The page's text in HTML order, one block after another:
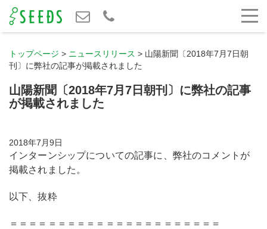
トップページ > ニュースリリース > 山陽新聞〔2018年7月7日朝
刊〕に弊社の記事が掲載されました
山陽新聞〔2018年7月7日朝刊〕に弊社の記事
が掲載されました
2018年7月9日
インターンシップについての記事に、弊社のコメントが
掲載されました。
以下、抜粋
＝＝＝＝＝＝＝＝＝＝＝＝＝＝＝＝＝＝＝＝＝＝